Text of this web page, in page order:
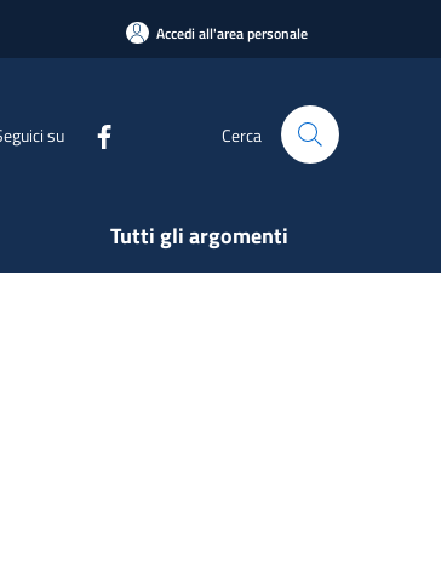
Accedi all'area personale
su Cerca
Tutti gli argomenti